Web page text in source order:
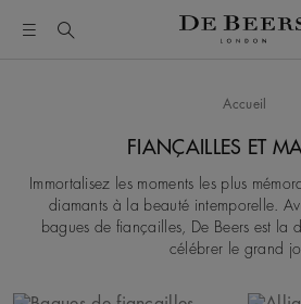
Accueil
FIANÇAILLES ET
Immortalisez les moments les plus
diamants à la beauté intemporelle.
bagues de fiançailles, De Beers est la
célébrer le grand